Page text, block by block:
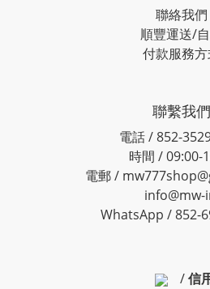
聯絡我們
順豐運送/
付款服務
聯繫我們
電話 / 852-
時間 / 09:00-
電郵 /
info@mw-
WhatsApp / 852-
/信